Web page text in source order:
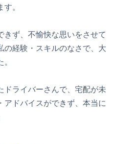
。
きず、不愉快な思いをさせて
の経験・スキルのなさで、大
ドライバーさんで、宅配が未
アドバイスができず、本当に